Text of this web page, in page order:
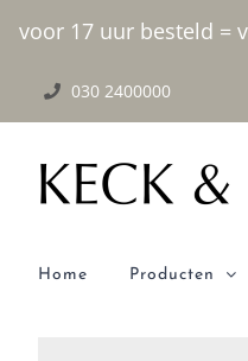
voor 17 uur besteld =
inhoud
030 2400000
Home Producten